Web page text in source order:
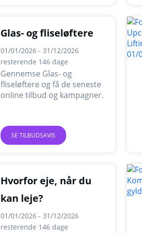
Glas- og fliseløftere
01/01/2026 - 31/12/2026
resterende 146 dage
Gennemse Glas- og
fliseløftere og få de seneste
online tilbud og kampagner.
SE TILBUDSAVIS
Hvorfor eje, når du
kan leje?
01/01/2026 - 31/12/2026
resterende 146 dage